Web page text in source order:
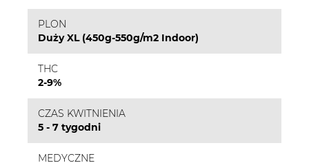
PLON
Duży XL (450g-550g/m2 Indoor)
THC
2-9%
CZAS KWITNIENIA
5 - 7 tygodni
MEDYCZNE